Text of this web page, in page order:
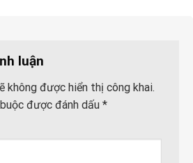
luận
không được hiển thị công khai.
được đánh dấu *